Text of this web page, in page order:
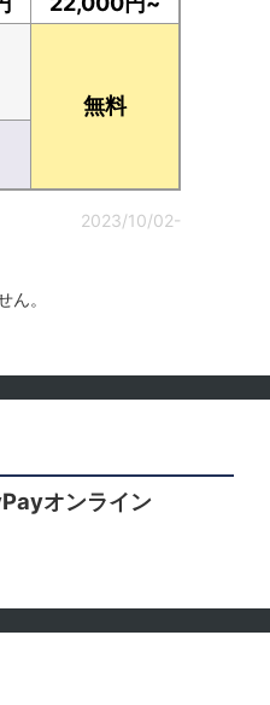
無料
2023/10/02-
ん。
オンライン